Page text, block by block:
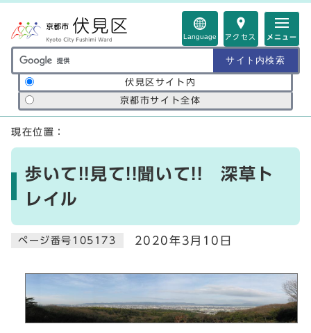
Language アクセス メニュー
サイト内検索の範囲
伏見区サイト内
京都市サイト全体
ここから本文です
現在位置：
歩いて!!見て!!聞いて!! 深草ト
レイル
ページ番号105173 2020年3月10日